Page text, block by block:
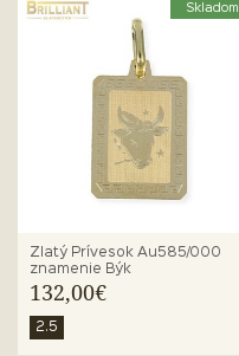
Skladom
Zlatý Prívesok Au585/000
znamenie Býk
132,00€
2.5